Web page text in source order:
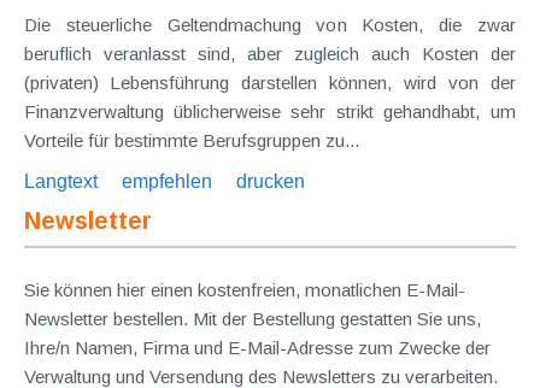
Die steuerliche Geltendmachung von Kosten, die zwar
beruflich veranlasst sind, aber zugleich auch Kosten der
(privaten) Lebensführung darstellen können, wird von der
Finanzverwaltung üblicherweise sehr strikt gehandhabt, um
Vorteile für bestimmte Berufsgruppen zu...
Langtext
empfehlen drucken
Newsletter
Sie können hier einen kostenfreien, monatlichen E-Mail-
Newsletter bestellen. Mit der Bestellung gestatten Sie uns,
Ihre/n Namen, Firma und E-Mail-Adresse zum Zwecke der
Verwaltung und Versendung des Newsletters zu verarbeiten.